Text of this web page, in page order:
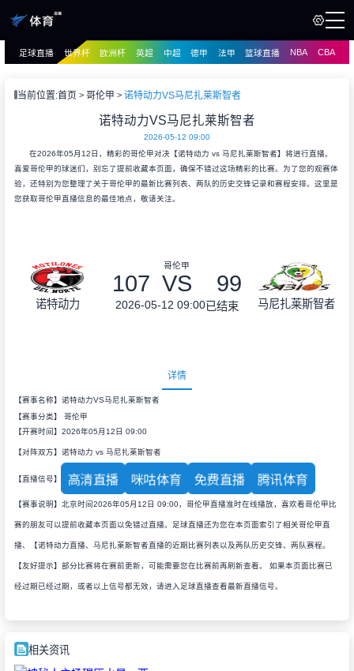
播
足球直播 世界杯 欧洲杯 英超 中超 德甲 法甲 篮球直播 NBA CBA
当前位置:首页 哥伦甲 诺特动力VS马尼扎莱斯智者
诺特动力VS马尼扎莱斯智者
2026-05-12 09:00
在2026年05月12日，精彩的哥伦甲对决【诺特动力 vs 马尼扎莱斯智者】将进行直播。
喜爱哥伦甲的球迷们，别忘了提前收藏本页面，确保不错过这场精彩的比赛。为了您的观赛体
验，还特别为您整理了关于哥伦甲的最新比赛列表、两队的历史交锋记录和赛程安排。这里是
您获取哥伦甲直播信息的最佳地点，敬请关注。
诺特动力
哥伦甲
107 VS 99
2026-05-12 09:00已结束 马尼扎莱斯智者
详情
【赛事名称】诺特动力VS马尼扎莱斯智者
【赛事分类】 哥伦甲
【开赛时间】2026年05月12日 09:00
【对阵双方】诺特动力 vs 马尼扎莱斯智者
【直播信号】 高清直播 咪咕体育 免费直播 腾讯体育
【赛事说明】北京时间2026年05月12日 09:00，哥伦甲直播准时在线播放，喜欢看哥伦甲比
赛的朋友可以提前收藏本页面以免错过直播。足球直播还为您在本页面索引了相关哥伦甲直
播、【诺特动力直播、马尼扎莱斯智者直播的近期比赛列表以及两队历史交锋、两队赛程。
【友好提示】部分比赛将在赛前更新，可能需要您在比赛前再刷新查看。 如果本页面比赛已
经过期已经过期，或者以上信号都无效，请进入足球直播查看最新直播信号。
相关资讯